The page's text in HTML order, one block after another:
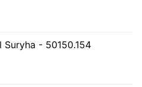
- 50150.154